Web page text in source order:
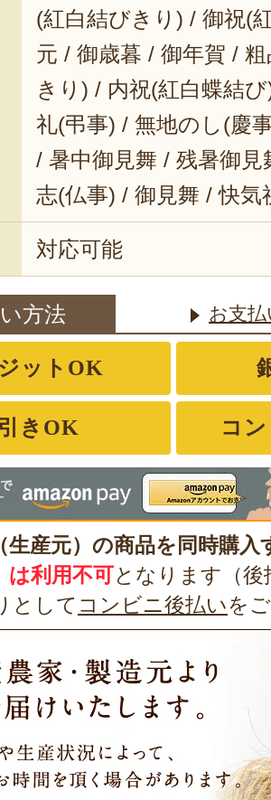
(紅白結びきり) / 御祝(
元 / 御歳暮 / 御年賀 /
きり) / 内祝(紅白蝶結
礼(弔事) / 無地のし(慶
/ 暑中御見舞 / 残暑御
志(仏事) / 御見舞 / 快気
対応可能
方法 お支
ットOK
きOK コ
生産元）の商品を同時購入
は利用不可となります（
として コンビニ後払いを